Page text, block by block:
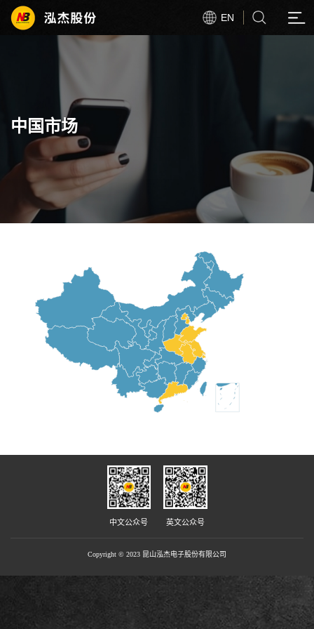
EN
中国市场
中文公众号 英文公众号
Copyright © 2023 昆山泓杰电子股份有限公司